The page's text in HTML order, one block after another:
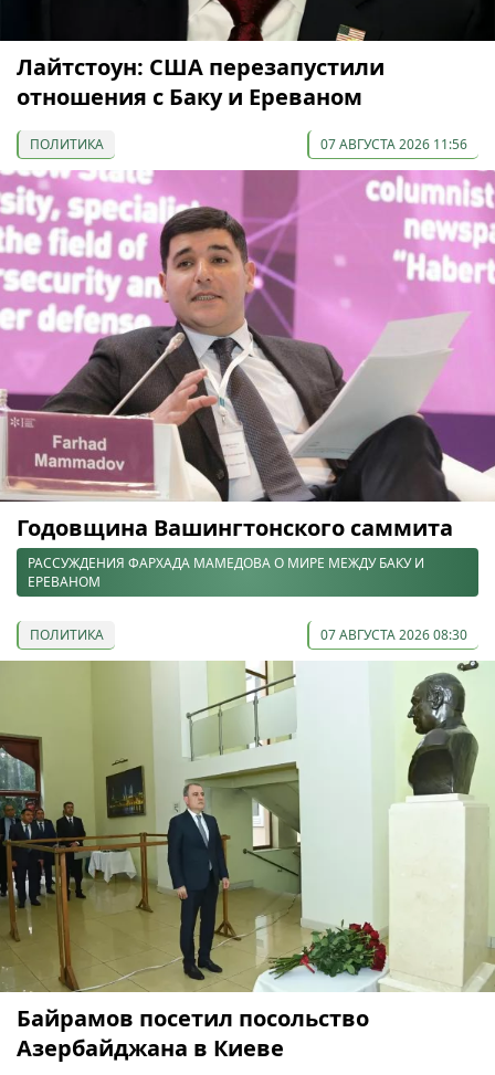
Лайтстоун: США перезапустили
отношения с Баку и Ереваном
ПОЛИТИКА 07 АВГУСТА 2026 11:56
Годовщина Вашингтонского саммита
РАССУЖДЕНИЯ ФАРХАДА МАМЕДОВА О МИРЕ МЕЖДУ БАКУ И
ЕРЕВАНОМ
ПОЛИТИКА 07 АВГУСТА 2026 08:30
Байрамов посетил посольство
Азербайджана в Киеве